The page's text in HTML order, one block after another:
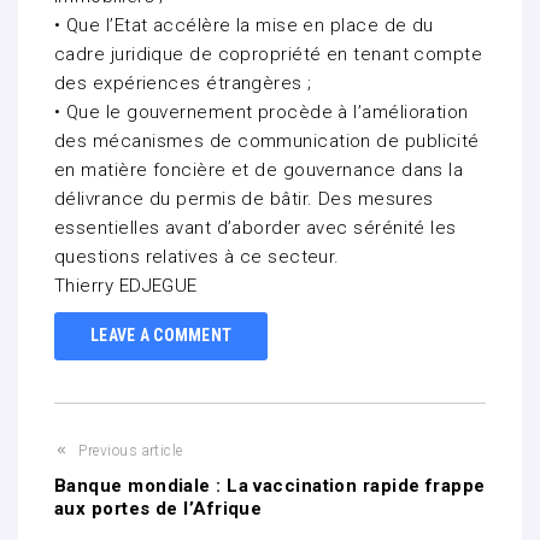
• Que l’Etat accélère la mise en place de du
cadre juridique de copropriété en tenant compte
des expériences étrangères ;
• Que le gouvernement procède à l’amélioration
des mécanismes de communication de publicité
en matière foncière et de gouvernance dans la
délivrance du permis de bâtir. Des mesures
essentielles avant d’aborder avec sérénité les
questions relatives à ce secteur.
Thierry EDJEGUE
LEAVE A COMMENT
Previous article
Banque mondiale : La vaccination rapide frappe
aux portes de l’Afrique